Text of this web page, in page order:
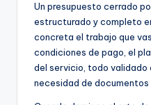
Un presupuesto cerrado
estructurado y completo
concreta el trabajo que
condiciones de pago, el
del servicio, todo validado
necesidad de documentos